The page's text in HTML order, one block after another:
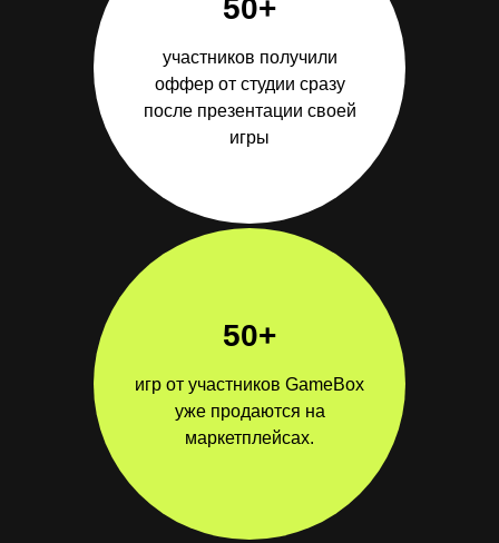
50+
участников получили
оффер от студии сразу
после презентации своей
игры
50+
игр от участников GameBox
уже продаются на
маркетплейсах.